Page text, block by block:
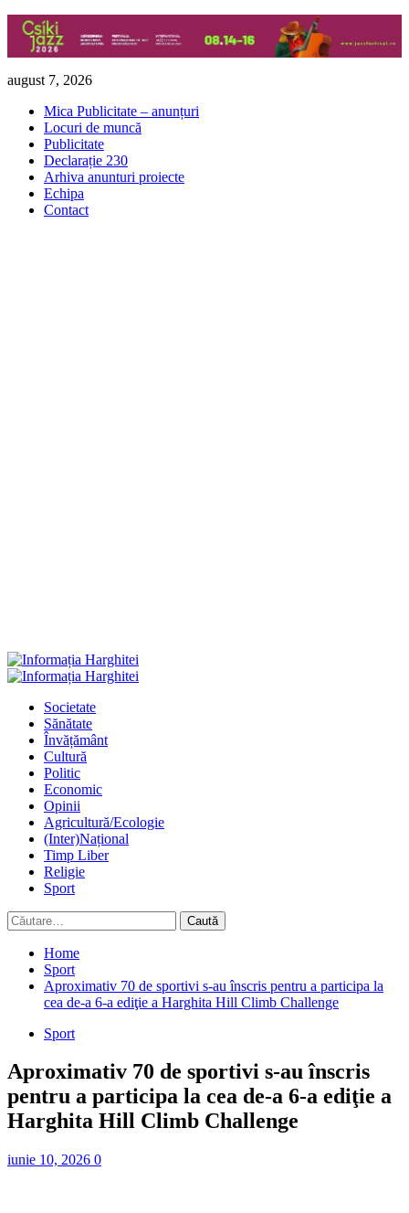
Skip
content
august 7, 2026
Mica Publicitate – anunțuri
Locuri de muncă
Publicitate
Declarație 230
Arhiva anunturi proiecte
Echipa
Contact
Primary
Societate
Sănătate
Învățământ
Cultură
Politic
Economic
Opinii
Agricultură/Ecologie
(Inter)Național
Timp Liber
Religie
Sport
Caută
după:
Home
Sport
Aproximativ 70 de sportivi s-au înscris pentru a participa la
cea de-a 6-a ediţie a Harghita Hill Climb Challenge
Sport
Aproximativ 70 de sportivi s-au înscris
pentru a participa la cea de-a 6-a ediţie a
Harghita Hill Climb Challenge
iunie 10, 2026 0